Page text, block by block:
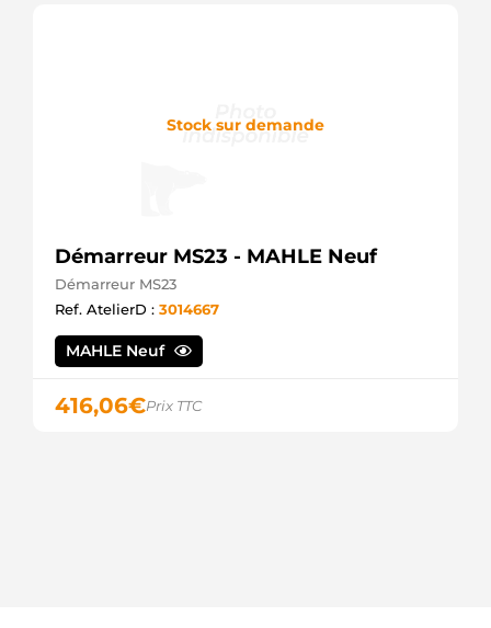
TOYOTA
Stock sur demande
Démarreur MS23 - MAHLE Neuf
Démarreur MS23
Ref. AtelierD : 3014667
MAHLE Neuf
416,06€Prix TTC